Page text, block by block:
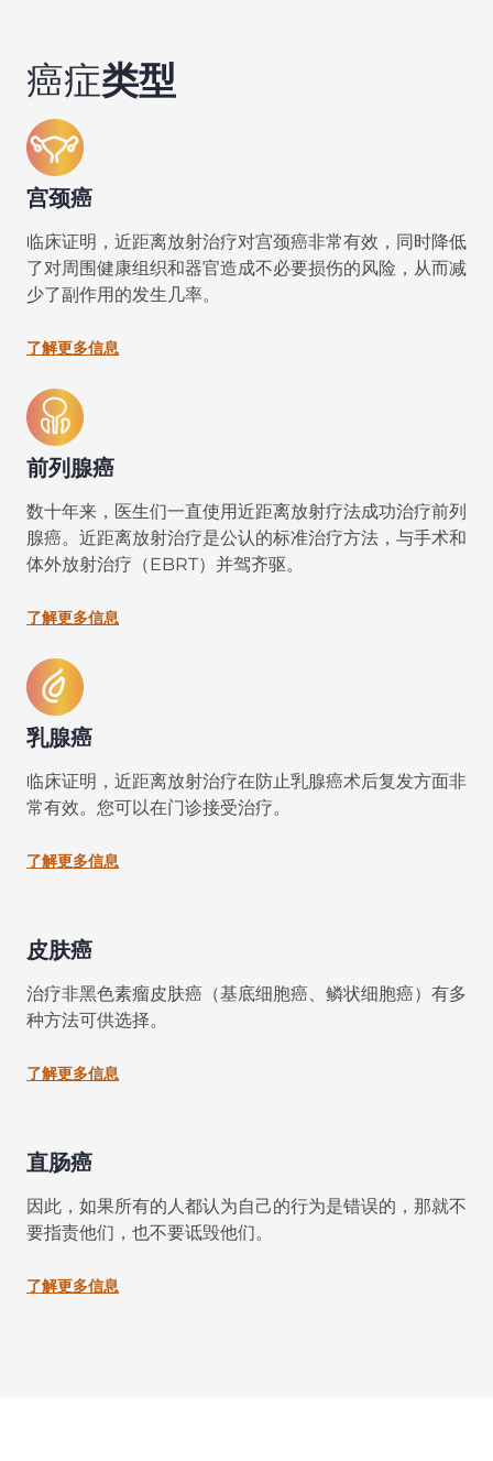
癌症类型
宫颈癌
临床证明，近距离放射治疗对宫颈癌非常有效，同时降低
了对周围健康组织和器官造成不必要损伤的风险，从而减
少了副作用的发生几率。
了解更多信息
前列腺癌
数十年来，医生们一直使用近距离放射疗法成功治疗前列
腺癌。近距离放射治疗是公认的标准治疗方法，与手术和
体外放射治疗（EBRT）并驾齐驱。
了解更多信息
乳腺癌
临床证明，近距离放射治疗在防止乳腺癌术后复发方面非
常有效。您可以在门诊接受治疗。
了解更多信息
皮肤癌
治疗非黑色素瘤皮肤癌（基底细胞癌、鳞状细胞癌）有多
种方法可供选择。
了解更多信息
直肠癌
因此，如果所有的人都认为自己的行为是错误的，那就不
要指责他们，也不要诋毁他们。
了解更多信息